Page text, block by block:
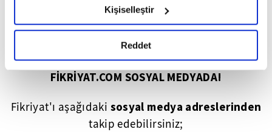
okumak ve sitemizi ziyaretiniz kapsamında
gerçekleştirilen veri işleme faaliyetleri ile ilgili daha
detaylı bilgi almak için lütfentıklayınız.
Kişiselleştir
Reddet
Kamera:
💠💠💠
FİKRİYAT.COM SOSYAL MEDYADA!
Fikriyat'ı aşağıdaki sosyal medya adreslerinden
takip edebilirsiniz;